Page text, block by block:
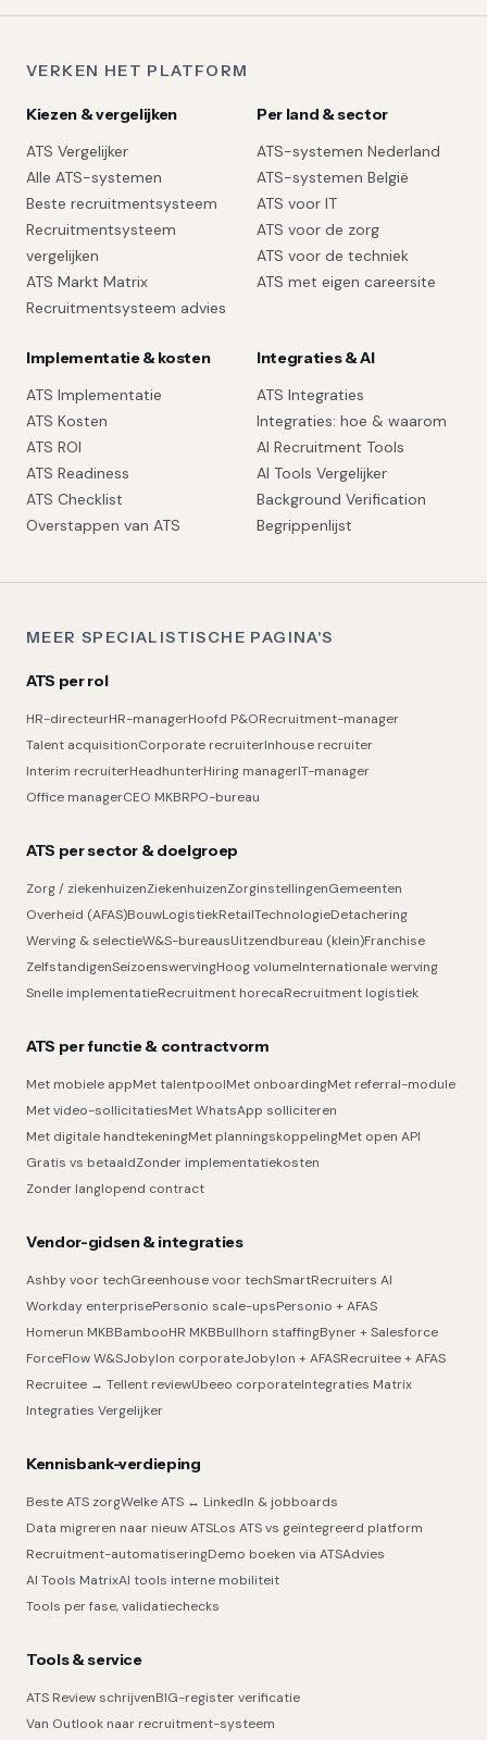
VERKEN HET PLATFORM
Kiezen & vergelijken
ATS Vergelijker
Alle ATS-systemen
Beste recruitmentsysteem
Recruitmentsysteem
vergelijken
ATS Markt Matrix
Recruitmentsysteem advies
Per land & sector
ATS-systemen Nederland
ATS-systemen België
ATS voor IT
ATS voor de zorg
ATS voor de techniek
ATS met eigen careersite
Implementatie & kosten
ATS Implementatie
ATS Kosten
ATS ROI
ATS Readiness
ATS Checklist
Overstappen van ATS
Integraties & AI
ATS Integraties
Integraties: hoe & waarom
AI Recruitment Tools
AI Tools Vergelijker
Background Verification
Begrippenlijst
MEER SPECIALISTISCHE PAGINA'S
ATS per rol
HR-directeurHR-managerHoofd P&ORecruitment-manager
Talent acquisitionCorporate recruiterInhouse recruiter
Interim recruiterHeadhunterHiring managerIT-manager
Office managerCEO MKBRPO-bureau
ATS per sector & doelgroep
Zorg / ziekenhuizenZiekenhuizenZorginstellingenGemeenten
Overheid (AFAS)BouwLogistiekRetailTechnologieDetachering
Werving & selectieW&S-bureausUitzendbureau (klein)Franchise
ZelfstandigenSeizoenswervingHoog volumeInternationale werving
Snelle implementatieRecruitment horecaRecruitment logistiek
ATS per functie & contractvorm
Met mobiele appMet talentpoolMet onboardingMet referral-module
Met video-sollicitatiesMet WhatsApp solliciteren
Met digitale handtekeningMet planningskoppelingMet open API
Gratis vs betaaldZonder implementatiekosten
Zonder langlopend contract
Vendor-gidsen & integraties
Ashby voor techGreenhouse voor techSmartRecruiters AI
Workday enterprisePersonio scale-upsPersonio + AFAS
Homerun MKBBambooHR MKBBullhorn staffingByner + Salesforce
ForceFlow W&SJobylon corporateJobylon + AFASRecruitee + AFAS
Recruitee → Tellent reviewUbeeo corporateIntegraties Matrix
Integraties Vergelijker
Kennisbank-verdieping
Beste ATS zorgWelke ATS ↔ LinkedIn & jobboards
Data migreren naar nieuw ATSLos ATS vs geïntegreerd platform
Recruitment-automatiseringDemo boeken via ATSAdvies
AI Tools MatrixAI tools interne mobiliteit
Tools per fase, validatiechecks
Tools & service
ATS Review schrijvenBIG-register verificatie
Van Outlook naar recruitment-systeem